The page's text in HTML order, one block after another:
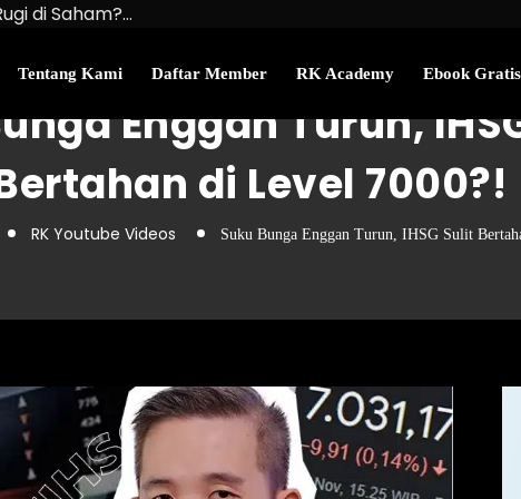
di Saham?…
Uang Perlu…
Tentang Kami Daftar Member RK Academy Ebook Gratis
Enggan Turun,
di Level 7000?!
RK Youtube Videos Suku Bunga Enggan Turun, IHSG Sulit